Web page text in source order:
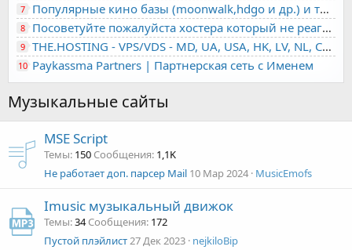
7 Популярные кино базы (moonwalk,hdgo и др.) и торренты в одном плеере для вашего сайта
8 Посоветуйте пожалуйста хостера который не реагирует на ркн
9 THE.HOSTING - VPS/VDS - MD, UA, USA, HK, LV, NL, CA, DE, SK, CZE, GB, IL, TR, PL, BG, RO, IT, FL, HU, PT.
10 Paykassma Partners | Партнерская сеть с Именем
Музыкальные сайты
MSE Script
Темы 150 Сообщения 1,1K
Не работает доп. парсер Mail 10 Мар 2024 MusicEmofs
Imusic музыкальный движок
Темы 34 Сообщения 172
Пустой плэйлист27 Дек 2023 nejkiloBip